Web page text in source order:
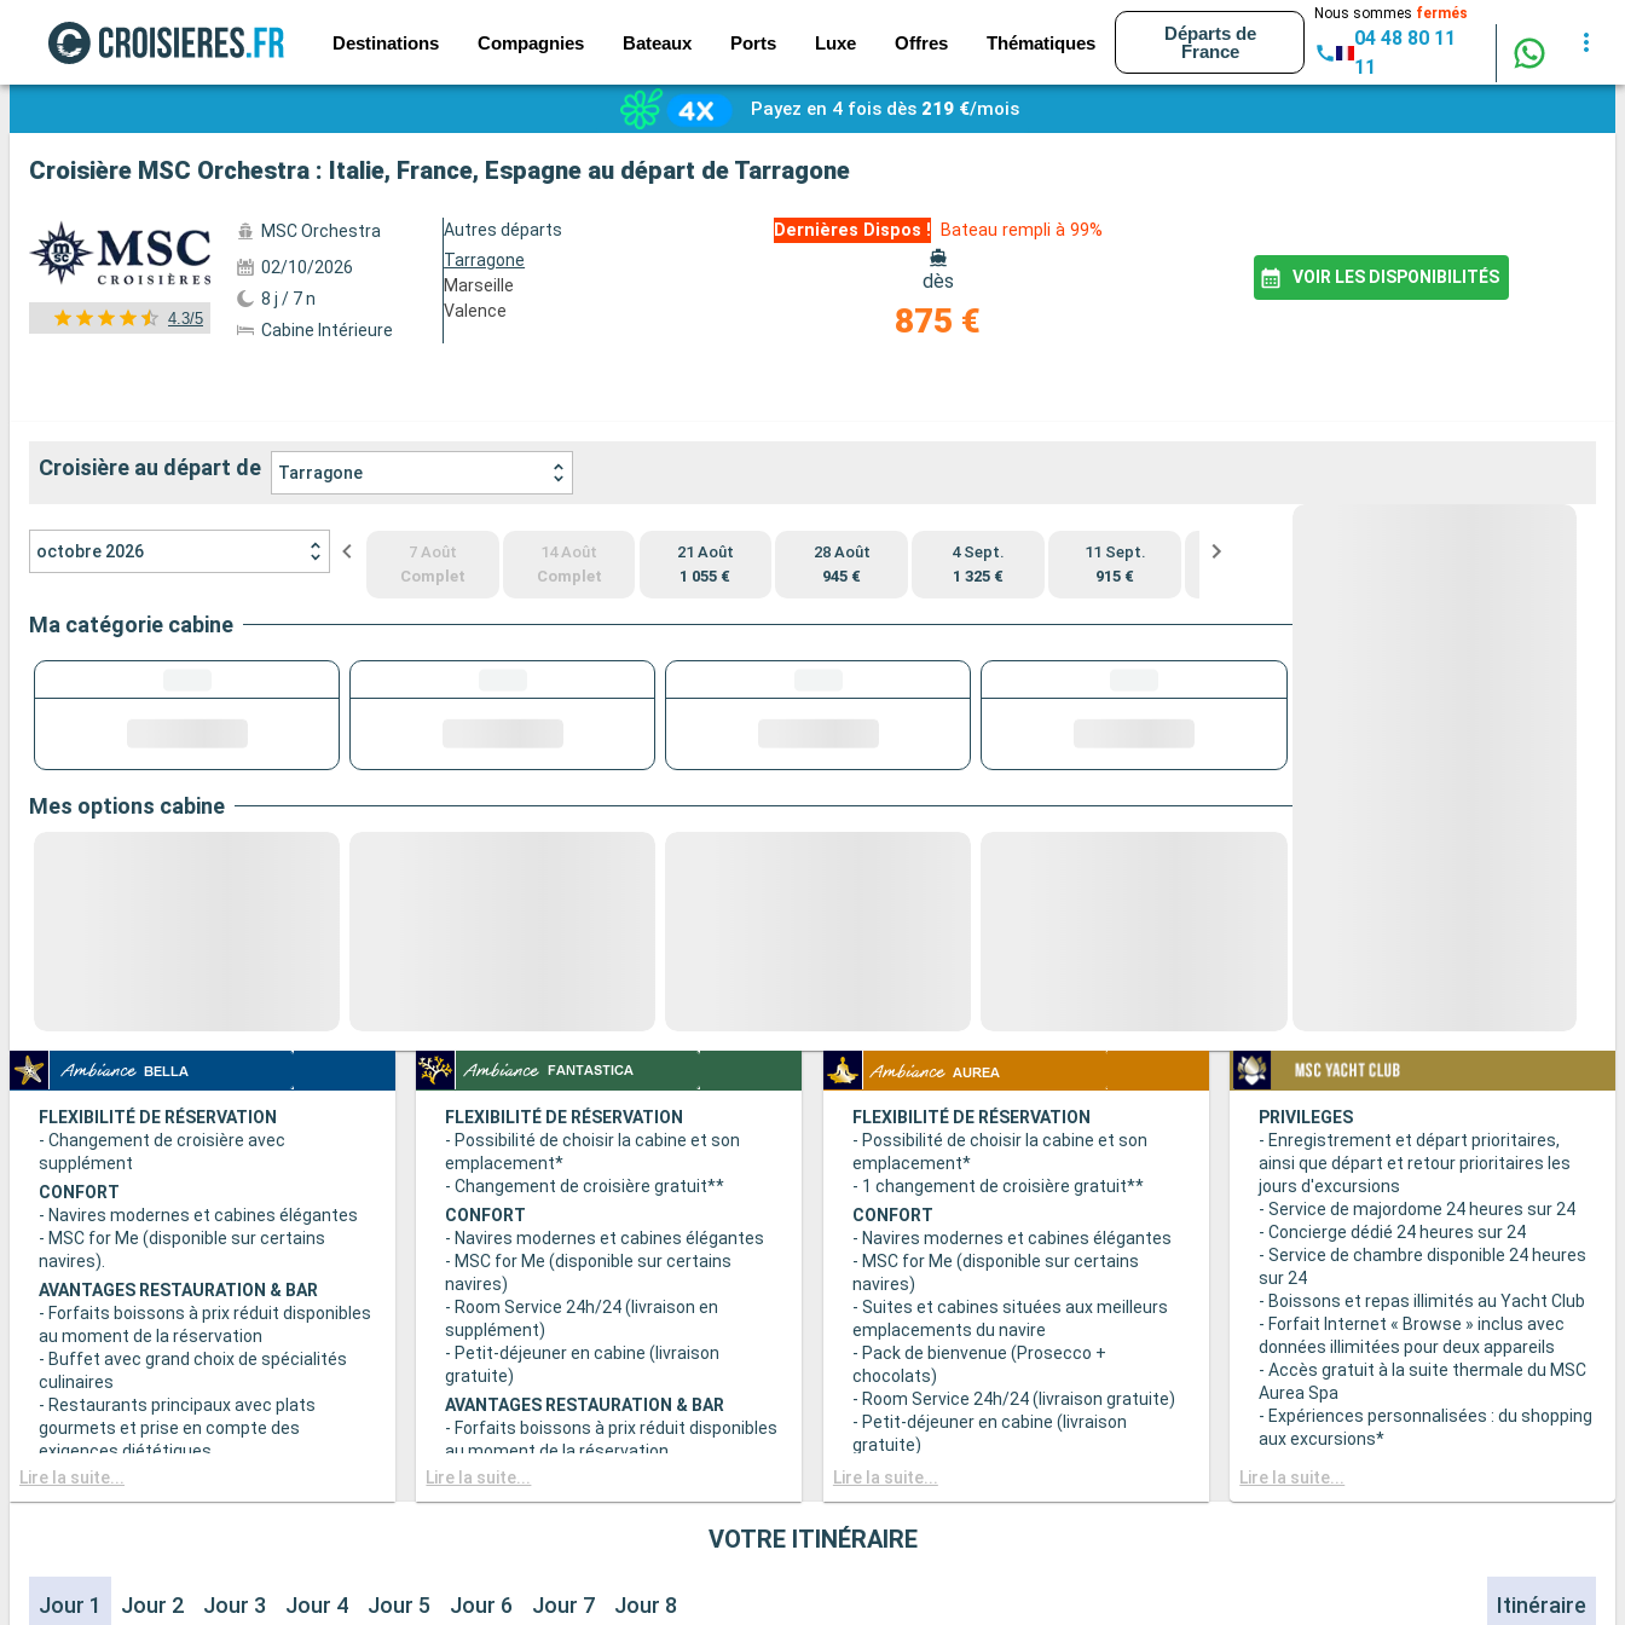
Destinations Compagnies Bateaux Ports Luxe Offres Thématiques
Départs de
France
Nous sommes fermés
04 48 80 11
11
Voir les 75 autres photos
Payez en 4 fois dès 219 €/mois
Croisière MSC Orchestra : Italie, France, Espagne au départ de Tarragone
4.3/5
MSC Orchestra
02/10/2026
8 j / 7 n
Cabine Intérieure
Autres départs
Tarragone
Marseille
Valence
Dernières Dispos ! Bateau rempli à 99%
dès
875 €
VOIR LES DISPONIBILITÉS
Croisière au départ de Tarragone
octobre 2026
7 Août
Complet
14 Août
Complet
21 Août
1 055 €
28 Août
945 €
4 Sept.
1 325 €
11 Sept.
915 €
18 Sept.
Ma catégorie cabine
Mes options cabine
FLEXIBILITÉ DE RÉSERVATION
- Changement de croisière avec
supplément
CONFORT
- Navires modernes et cabines élégantes
- MSC for Me (disponible sur certains
navires).
AVANTAGES RESTAURATION & BAR
- Forfaits boissons à prix réduit disponibles
au moment de la réservation
- Buffet avec grand choix de spécialités
culinaires
- Restaurants principaux avec plats
gourmets et prise en compte des
exigences diététiques
SPORT ET DIVERTISSEMENTS
- Programme varié de spectacles de style
- Salle de sport équipée avec vue
panoramique
Lire la suite...
FLEXIBILITÉ DE RÉSERVATION
- Possibilité de choisir la cabine et son
emplacement*
- Changement de croisière gratuit**
CONFORT
- Navires modernes et cabines élégantes
- MSC for Me (disponible sur certains
navires)
- Room Service 24h/24 (livraison en
supplément)
- Petit-déjeuner en cabine (livraison
gratuite)
AVANTAGES RESTAURATION & BAR
- Forfaits boissons à prix réduit disponibles
au moment de la réservation
- Buffet avec grand choix de spécialités
réserve de disponibilité)
Lire la suite...
FLEXIBILITÉ DE RÉSERVATION
- Possibilité de choisir la cabine et son
emplacement*
- 1 changement de croisière gratuit**
CONFORT
- Navires modernes et cabines élégantes
- MSC for Me (disponible sur certains
navires)
- Suites et cabines situées aux meilleurs
emplacements du navire
- Pack de bienvenue (Prosecco +
chocolats)
- Room Service 24h/24 (livraison gratuite)
- Petit-déjeuner en cabine (livraison
gratuite)
AVANTAGES RESTAURATION & BAR
- Buffet avec grand choix de spécialités
Lire la suite...
PRIVILEGES
- Enregistrement et départ prioritaires,
ainsi que départ et retour prioritaires les
jours d'excursions
- Service de majordome 24 heures sur 24
- Concierge dédié 24 heures sur 24
- Service de chambre disponible 24 heures
sur 24
- Boissons et repas illimités au Yacht Club
- Forfait Internet « Browse » inclus avec
données illimitées pour deux appareils
- Accès gratuit à la suite thermale du MSC
Aurea Spa
- Expériences personnalisées : du shopping
aux excursions*
suite
- Autres attentions personnelles : service
- L’expérience la plus récompensée pour le
Lire la suite...
VOTRE ITINÉRAIRE
Jour 1 Jour 2 Jour 3 Jour 4 Jour 5 Jour 6 Jour 7 Jour 8 Itinéraire